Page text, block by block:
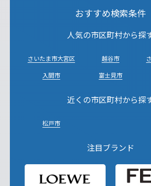
おすすめ検索条件
人気の市区町村から探
さいたま市大宮区 越谷市
入間市
富士見市
近くの市区町村から探
松戸市
注目ブランド